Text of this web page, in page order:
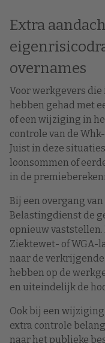
Extra
overnames
Voor werkgevers die
hebben gehad met
of een wijziging in
controle van de
Juist in deze
loonsommen of
in de
Bij een overgang
Belastingdienst de
opnieuw
Ziektewet- of WGA-
naar de
hebben op de
en uiteindelijk de
Ook bij een
extra controle
naar het publieke